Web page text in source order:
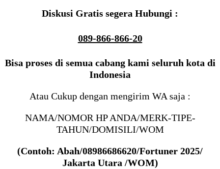
Diskusi Gratis segera Hubungi :
089-866-866-20
Bisa proses di semua cabang kami seluruh kota di
Indonesia
Atau Cukup dengan mengirim WA saja :
NAMA/NOMOR HP ANDA/MERK-TIPE-
TAHUN/DOMISILI/WOM
(Contoh: Abah/08986686620/Fortuner 2025/
Jakarta Utara /WOM)